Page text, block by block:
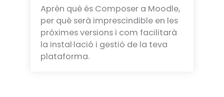
Aprèn què és Composer a Moodle,
per què serà imprescindible en les
pròximes versions i com facilitarà
la instal·lació i gestió de la teva
plataforma.